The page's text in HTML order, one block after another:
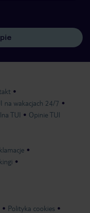
na wakacjach 24/7
TUI Opinie TUI
Polityka cookies